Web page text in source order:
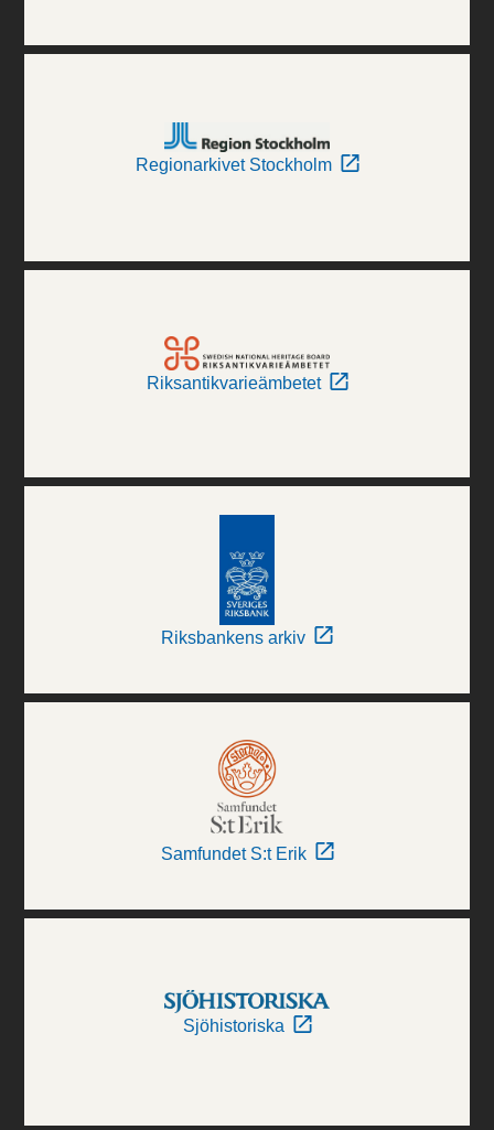
Regionarkivet Stockholm
Riksantikvarieämbetet
Riksbankens arkiv
Samfundet S:t Erik
Sjöhistoriska